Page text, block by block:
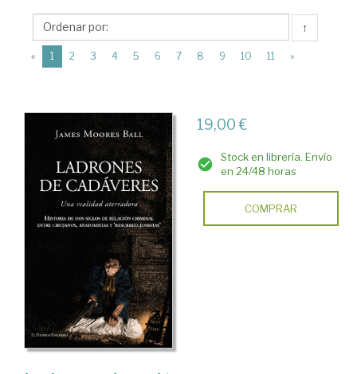
Derecho
>
Época
Codificación
↑
« 1 (current)
2 3 4 5 6 7 8 9 10 11 »
19,00 €
Stock en librería. Envío
en 24/48 horas
COMPRAR